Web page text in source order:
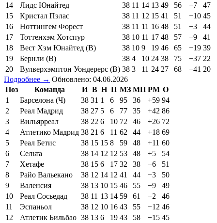
14
Лидс Юнайтед 38 11 14 13 49 56 −7
47
15
Кристал Пэлас 38 11 12 15 41 51 −10 45
16
Ноттингем Форест 38 11 11 16 48 51 −3
44
17
Тоттенхэм Хотспур 38 10 11 17 48 57 −9
41
18
Вест Хэм Юнайтед (В) 38 10 9 19 46 65 −19 39
19
Бернли (В) 38 4 10 24 38 75 −37 22
20
Вулверхэмптон Уондерерс (В) 38 3 11 24 27 68 −41 20
Подробнее → Обновлено: 04.06.2026
Поз
Команда И В Н П МЗ МП РМ О
1
Барселона (Ч) 38 31 1 6 95 36 +59 94
2
Реал Мадрид 38 27 5 6 77 35 +42 86
3
Вильярреал 38 22 6 10 72 46 +26 72
4
Атлетико Мадрид 38 21 6 11 62 44 +18 69
5
Реал Бетис 38 15 15 8 59 48 +11 60
6
Сельта 38 14 12 12 53 48 +5
54
7
Хетафе 38 15 6 17 32 38 −6
51
8
Райо Вальекано 38 12 14 12 41 44 −3
50
9
Валенсия 38 13 10 15 46 55 −9
49
10
Реал Сосьедад 38 11 13 14 59 61 −2
46
11
Эспаньол 38 12 10 16 43 55 −12 46
12
Атлетик Бильбао 38 13 6 19 43 58 −15 45